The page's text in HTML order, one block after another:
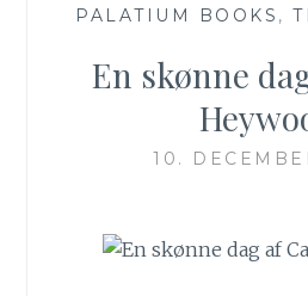
PALATIUM BOOKS ,
En skønne
10.